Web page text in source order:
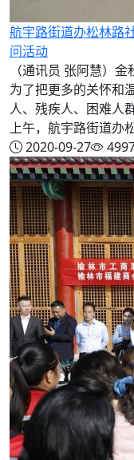
航宇路街道办松林路
问活动
（通讯员 张阿慧）
为了把更多的关怀和
人、残疾人、困难人
上午，航宇路街道办
2020-09-27